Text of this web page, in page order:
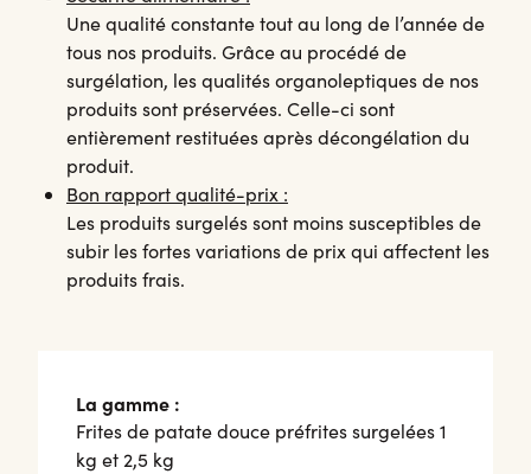
Une qualité constante tout au long de l’année de
tous nos produits. Grâce au procédé de
surgélation, les qualités organoleptiques de nos
produits sont préservées. Celle-ci sont
entièrement restituées après décongélation du
produit.
Bon rapport qualité-prix :
Les produits surgelés sont moins susceptibles de
subir les fortes variations de prix qui affectent les
produits frais.
La gamme :
Frites de patate douce préfrites surgelées 1
kg et 2,5 kg